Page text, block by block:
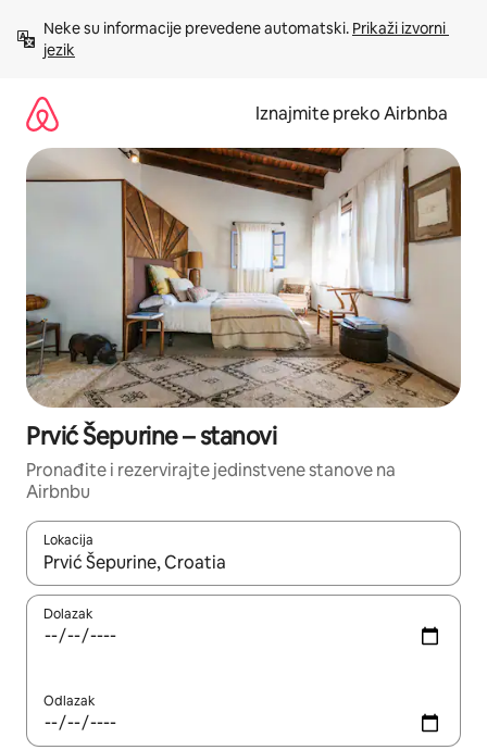
sadržaj
Neke su informacije prevedene automatski. Prikaži izvorni
jezik
Iznajmite preko Airbnba
Prvić Šepurine – stanovi
Pronađite i rezervirajte jedinstvene stanove na
Airbnbu
Lokacija
Kada budu dostupni rezultati, moći ćete ih pregledati
Dolazak
Odlazak